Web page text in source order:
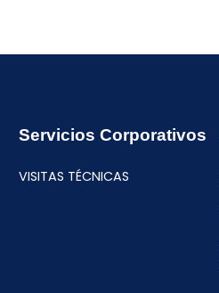
Servicios Corporativos
VISITAS TÉCNICAS